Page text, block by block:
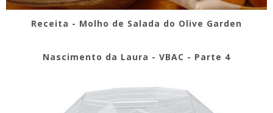
Receita - Molho de Salada do Olive Garden
Nascimento da Laura - VBAC - Parte 4